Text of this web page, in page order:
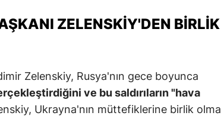
Niğde
ZELENSKIY'DEN BIRLIK
Zelenskiy, Rusya'nın gece boyunca
ve bu saldırıların "hava
Ukrayna'nın müttefiklerine birlik olma